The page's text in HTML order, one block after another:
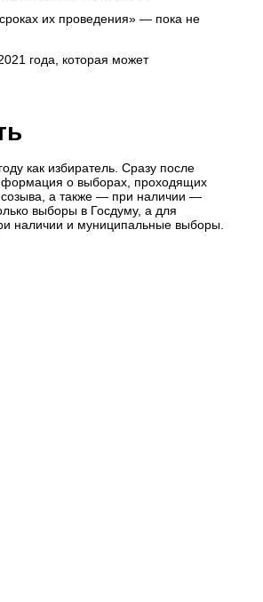
их проведения» — пока не
года, которая может
как избиратель. Сразу после
о выборах, проходящих
созыва, а также — при наличии —
выборы в Госдуму, а для
наличии и муниципальные выборы.